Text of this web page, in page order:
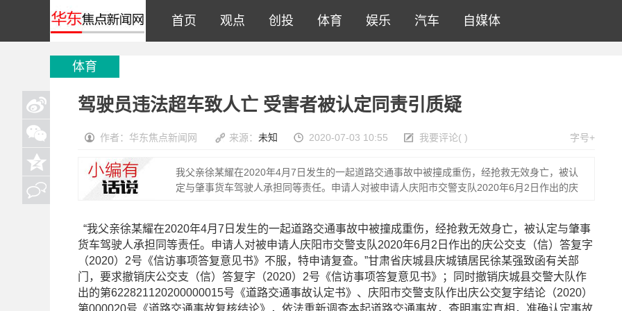
首页 观点 创投 体育 娱乐 汽车 自媒体
体育
驾驶员违法超车致人亡 受害者被认定同责引质疑
字号+
作者：华东焦点新闻网 来源： 未知 2020-07-03 10:55 我要评论( )
我父亲徐某耀在2020年4月7日发生的一起道路交通事故中被撞成重伤，经抢救无效身亡，被认
定与肇事货车驾驶人承担同等责任。申请人对被申请人庆阳市交警支队2020年6月2日作出的庆
“我父亲徐某耀在2020年4月7日发生的一起道路交通事故中被撞成重伤，经抢救无效身亡，被认定与肇事
货车驾驶人承担同等责任。申请人对被申请人庆阳市交警支队2020年6月2日作出的庆公交支（信）答复字
（2020）2号《信访事项答复意见书》不服，特申请复查。”甘肃省庆城县庆城镇居民徐某强致函有关部
门，要求撤销庆公交支（信）答复字（2020）2号《信访事项答复意见书》；同时撤销庆城县交警大队作
出的第622821120200000015号《道路交通事故认定书》、庆阳市交警支队作出庆公交复字结论（2020）
第000020号《道路交通事故复核结论》，依法重新调查本起道路交通事故，查明事实真相，准确认定事故